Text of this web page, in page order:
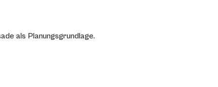
als Planungsgrundlage.